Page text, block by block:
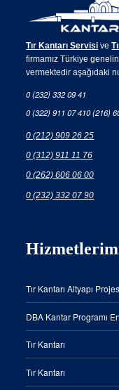
Tır Kantarı Servisi ve
firmamız Türkiye
vermektedir aşağıdaki
0 (232) 332 09 41
0 (322) 911 07 410 (216)
0 (212) 909 26 25
0 (312) 911 11 76
0 (262) 606 06 00
0 (232) 332 07 90
Tır Kantarı Altyapı
DBA Kantar Programı
Tır Kantarı
Tır Kantarı